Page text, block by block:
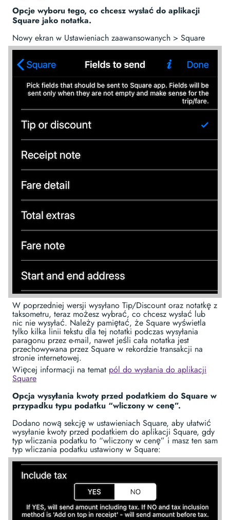
Opcje wyboru tego, co chcesz wysłać do aplikacji
Square jako notatka.
Nowy ekran w Ustawieniach zaawansowanych > Square
W poprzedniej wersji wysyłano Tip/Discount oraz notatkę z
taksometru, teraz możesz wybrać, co chcesz wysłać lub
nic nie wysyłać. Należy pamiętać, że Square wyświetla
tylko kilka linii tekstu dla tej notatki podczas wysyłania
paragonu przez e-mail, nawet jeśli cała notatka jest
przechowywana przez Square w rekordzie transakcji na
stronie internetowej.
Więcej informacji na temat pól do wysłania do aplikacji
Square
Opcja wysyłania kwoty przed podatkiem do Square w
przypadku typu podatku “wliczony w cenę”.
Dodano nową sekcję w ustawieniach Square, aby ułatwić
wysyłanie kwoty przed podatkiem do aplikacji Square, gdy
typ wliczania podatku to “wliczony w cenę” i masz ten sam
typ wliczania podatku ustawiony w Square: